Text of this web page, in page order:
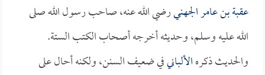
عقبة بن عامر الجهنيرضي الله عنه، صاحب رسول الله صلى
الله عليه وسلم، وحديثه أخرجه أصحاب الكتب الستة.
والحديث ذكرهالألبانيفي ضعيف السنن، ولكنه أحال على